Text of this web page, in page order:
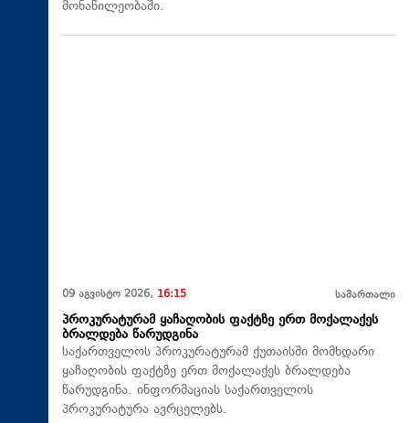
მონაწილეობაში.
09 აგვისტო 2026, 16:15 სამართალი
პროკურატურამ ყაჩაღობის ფაქტზე ერთ მოქალაქეს
ბრალდება წარუდგინა
საქართველოს პროკურატურამ ქუთაისში მომხდარი
ყაჩაღობის ფაქტზე ერთ მოქალაქეს ბრალდება
წარუდგინა. ინფორმაციას საქართველოს
პროკურატურა ავრცელებს.